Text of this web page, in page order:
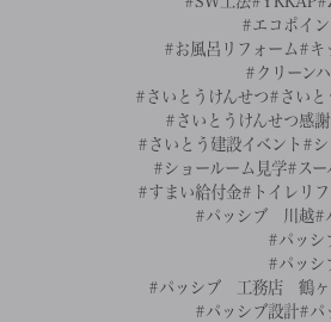
#エコポイン
#お風呂リフォーム #キ
#クリーン
#さいとうけんせつ#さいと
#さいとうけんせつ感
#さいとう建設イベント #シ
#ショールーム見学#スー
#すまい給付金#トイレリ
#パッシブ 川越#
#パッ
#パッ
#パッシブ 工務店 鶴ヶ
#パッシブ設計#パ